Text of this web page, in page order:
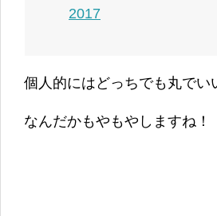
2017
個人的にはどっちでも丸でい
なんだかもやもやしますね！